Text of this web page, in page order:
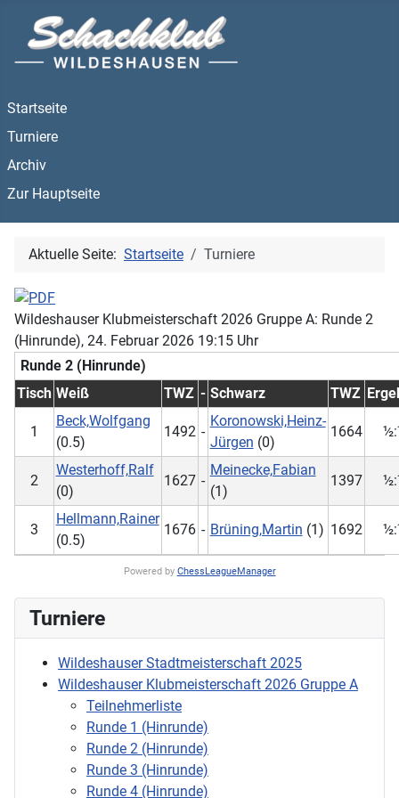
Startseite
Turniere
Archiv
Zur Hauptseite
Aktuelle Seite: Startseite Turniere
Wildeshauser Klubmeisterschaft 2026 Gruppe A: Runde 2
(Hinrunde), 24. Februar 2026 19:15 Uhr
Runde 2 (Hinrunde)
Tisch Weiß TWZ - Schwarz TWZ
1
Beck,Wolfgang
(0.5)
1492 -
Koronowski,Heinz-
Jürgen (0)
1664
2
Westerhoff,Ralf
(0)
1627 -
Meinecke,Fabian
(1)
1397
3
Hellmann,Rainer
(0.5)
1676 - Brüning,Martin (1) 1692
Powered by ChessLeagueManager
Turniere
Wildeshauser Stadtmeisterschaft 2025
Wildeshauser Klubmeisterschaft 2026 Gruppe A
Teilnehmerliste
Runde 1 (Hinrunde)
Runde 2 (Hinrunde)
Runde 3 (Hinrunde)
Runde 4 (Hinrunde)